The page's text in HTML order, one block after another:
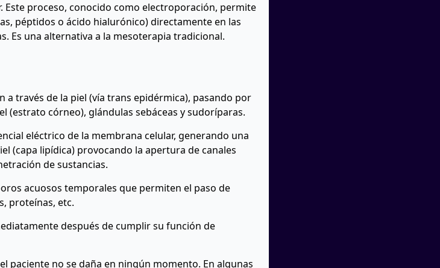
proceso, conocido como electroporación, permite
péptidos o ácido hialurónico) directamente en las
Es una alternativa a la mesoterapia tradicional.
través de la piel (vía trans epidérmica), pasando por
(estrato córneo), glándulas sebáceas y sudoríparas.
eléctrico de la membrana celular, generando una
(capa lipídica) provocando la apertura de canales
de sustancias.
acuosos temporales que permiten el paso de
proteínas, etc.
después de cumplir su función de
paciente no se daña en ningún momento. En algunas